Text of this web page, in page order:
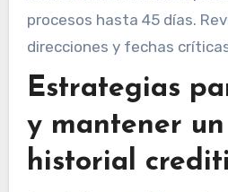
procesos hasta 45 días.
direcciones y fechas
Estrategias
y mantener
historial